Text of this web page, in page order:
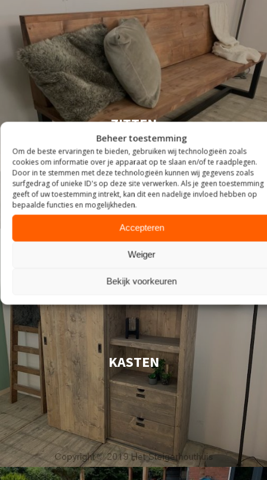
Beheer toestemming
Om de beste ervaringen te bieden, gebruiken wij technologieën zoals
cookies om informatie over je apparaat op te slaan en/of te raadplegen.
Door in te stemmen met deze technologieën kunnen wij gegevens zoals
surfgedrag of unieke ID's op deze site verwerken. Als je geen toestemming
geeft of uw toestemming intrekt, kan dit een nadelige invloed hebben op
bepaalde functies en mogelijkheden.
Accepteren
Weiger
Bekijk voorkeuren
ZITTEN
KASTEN